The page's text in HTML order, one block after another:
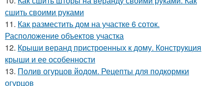
сшить своими руками
11. Как разместить дом на участке 6 соток.
Расположение объектов участка
12. Крыши веранд пристроенных к дому. Конструкция
крыши и ее особенности
13. Полив огурцов йодом. Рецепты для подкормки
огурцов